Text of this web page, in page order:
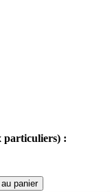
particuliers) :